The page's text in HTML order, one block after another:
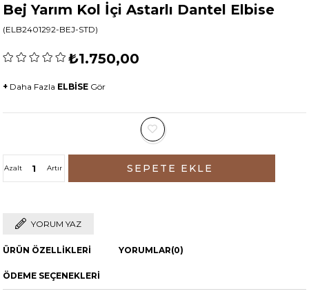
Bej Yarım Kol İçi Astarlı Dantel Elbise
(ELB2401292-BEJ-STD)
₺1.750,00
+ Daha Fazla ELBİSE Gör
Artır
Azalt
YORUM YAZ
ÜRÜN ÖZELLIKLERI YORUMLAR(0)
ÖDEME SEÇENEKLERI